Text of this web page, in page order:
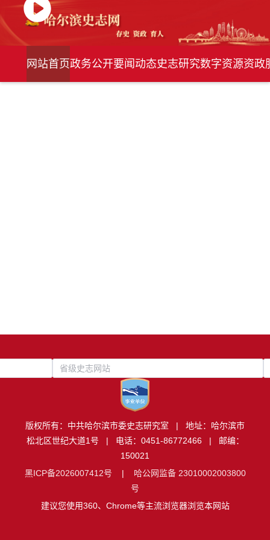
网站首页政务公开要闻动态史志研究数字资源资政
省级史志网站
版权所有：中共哈尔滨市委史志研究室 | 地址：哈尔滨市
松北区世纪大道1号 | 电话：0451-86772466 | 邮编：
150021
黑ICP备2026007412号 | 哈公网监备 23010002003800
号
建议您使用360、Chrome等主流浏览器浏览本网站